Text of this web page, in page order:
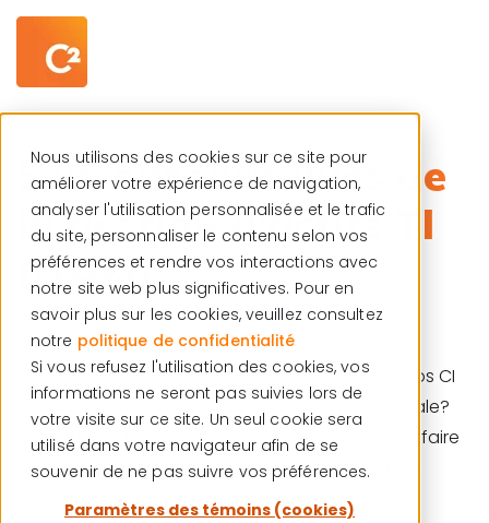
Nous utilisons des cookies sur ce site pour
améliorer votre expérience de navigation,
analyser l'utilisation personnalisée et le trafic
du site, personnaliser le contenu selon vos
préférences et rendre vos interactions avec
notre site web plus significatives. Pour en
savoir plus sur les cookies, veuillez consultez
notre politique de confidentialité
Si vous refusez l'utilisation des cookies, vos
informations ne seront pas suivies lors de
votre visite sur ce site. Un seul cookie sera
utilisé dans votre navigateur afin de se
souvenir de ne pas suivre vos préférences.
Paramètres des témoins (cookies)
Centre de ressources
Français
5 incontournables de
la gestion d’actifs TI
(ITAM)
Que faire avec nos actifs TI? Comment gérer nos CI
(éléments de configuration) de manière optimale?
Avons-nous besoin de la lune ou devons-nous faire
de notre gestion d’inventaire un processus plus
simple que simple?